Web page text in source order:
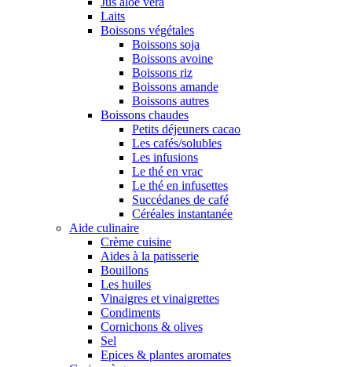
Laits
Boissons végétales
Boissons soja
Boissons avoine
Boissons riz
Boissons amande
Boissons autres
Boissons chaudes
Petits déjeuners cacao
Les cafés/solubles
Les infusions
Le thé en vrac
Le thé en infusettes
Succédanes de café
Céréales instantanée
Aide culinaire
Crème cuisine
Aides à la patisserie
Bouillons
Les huiles
Vinaigres et vinaigrettes
Condiments
Cornichons & olives
Sel
Epices & plantes aromates